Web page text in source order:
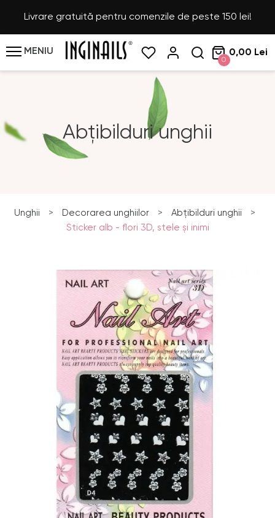
Livrare gratuită pentru comenzile de peste 150 lei!
MENIU
0
0,00 Lei
Abțibilduri unghii
Unghii > Decorarea unghiilor > Abțibilduri unghii
>
Sticker alb - flori 3D, stele şi inimi